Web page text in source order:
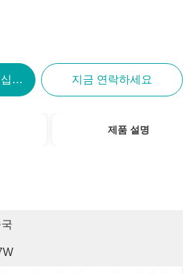
시오 지금 연락하세요
제품 설명